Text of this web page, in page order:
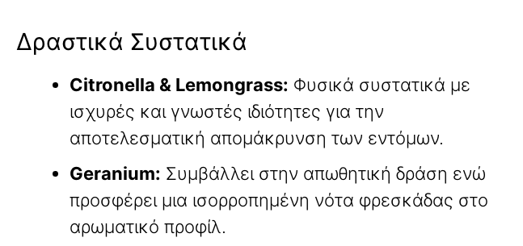
Δραστικά Συστατικά
Citronella & Lemongrass: Φυσικά συστατικά με
ισχυρές και γνωστές ιδιότητες για την
αποτελεσματική απομάκρυνση των εντόμων.
Geranium: Συμβάλλει στην απωθητική δράση ενώ
προσφέρει μια ισορροπημένη νότα φρεσκάδας στο
αρωματικό προφίλ.